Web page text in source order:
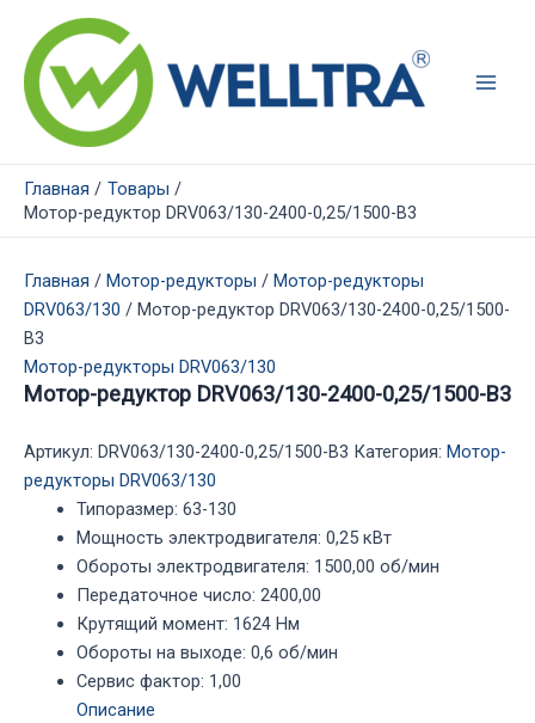
содержимому
Главная
Товары
Мотор-редуктор DRV063/130-2400-0,25/1500-В3
Главная / Мотор-редукторы / Мотор-редукторы
DRV063/130 / Мотор-редуктор DRV063/130-2400-0,25/1500-
В3
Мотор-редукторы DRV063/130
Мотор-редуктор DRV063/130-2400-0,25/1500-В3
Артикул: DRV063/130-2400-0,25/1500-В3 Категория: Мотор-
редукторы DRV063/130
Типоразмер: 63-130
Мощность электродвигателя: 0,25 кВт
Обороты электродвигателя: 1500,00 об/мин
Передаточное число: 2400,00
Крутящий момент: 1624 Нм
Обороты на выходе: 0,6 об/мин
Сервис фактор: 1,00
Описание